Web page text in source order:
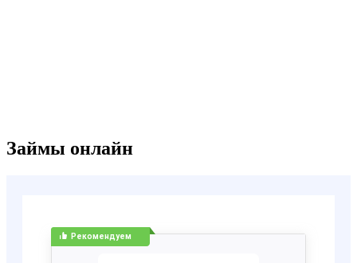
Займы онлайн